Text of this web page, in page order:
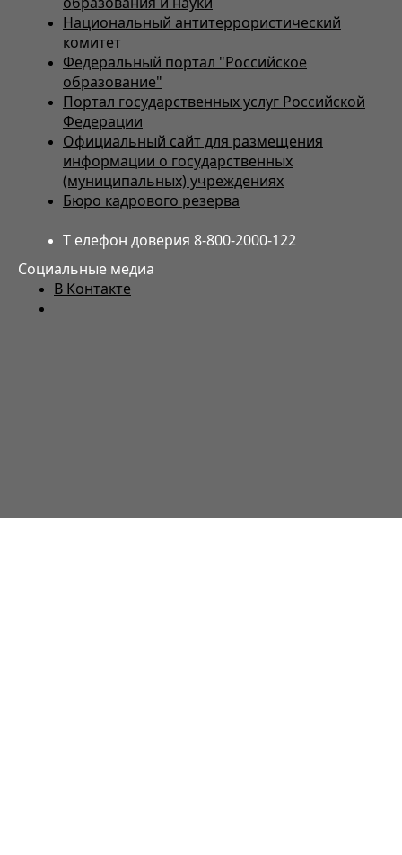
Национальный антитеррористический
комитет
Федеральный портал "Российское
образование"
Портал государственных услуг Российской
Федерации
Официальный сайт для размещения
информации о государственных
(муниципальных) учреждениях
Бюро кадрового резерва
Т елефон доверия 8-800-2000-122
Социальные медиа
В Контакте